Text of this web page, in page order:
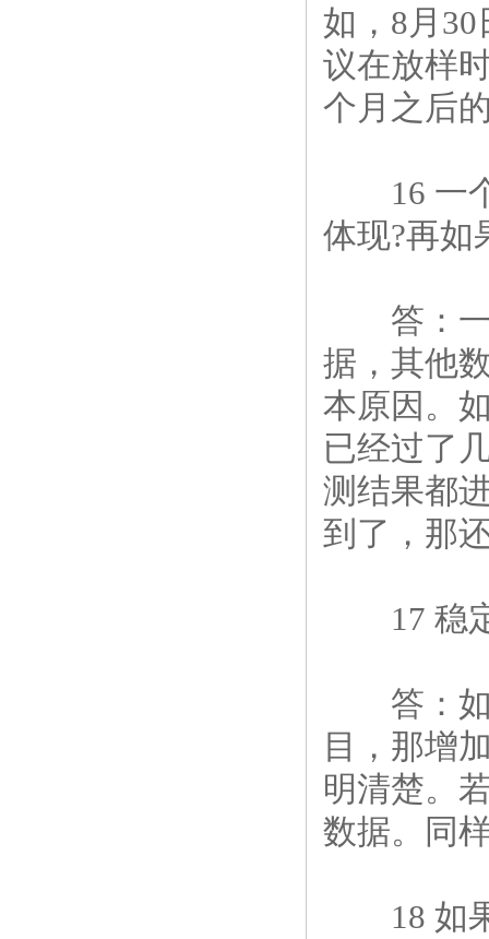
如，8月
议在放样
个月之后
16 一个
体现?再如
答：一
据，其他
本原因。
已经过了
测结果都
到了，那
17 稳定
答：如
目，那增
明清楚。
数据。同
18 如果